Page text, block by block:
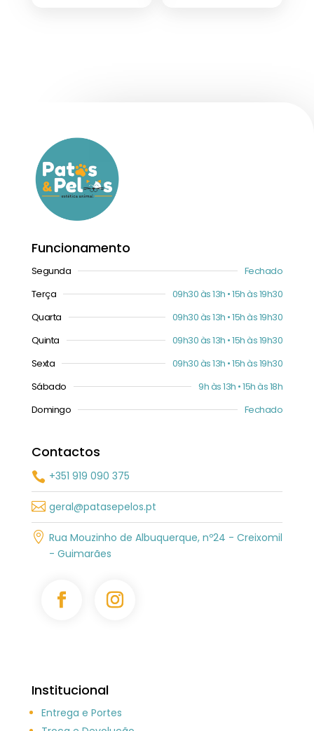
Funcionamento
Segunda
Fechado
Terça
09h30 às 13h • 15h às 19h30
Quarta
09h30 às 13h • 15h às 19h30
Quinta
09h30 às 13h • 15h às 19h30
Sexta
09h30 às 13h • 15h às 19h30
Sábado
9h às 13h • 15h às 18h
Domingo
Fechado
Contactos
 +351 919 090 375
 geral@patasepelos.pt
 Rua Mouzinho de Albuquerque, nº24 - Creixomil
- Guimarães
Institucional
Entrega e Portes